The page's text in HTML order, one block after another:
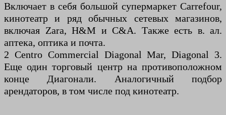
Включает в себя большой супермаркет Carrefour,
кинотеатр и ряд обычных сетевых магазинов,
включая Zara, H&M и C&A. Также есть в. ал.
аптека, оптика и почта.
2 Centro Commercial Diagonal Mar, Diagonal 3.
Еще один торговый центр на противоположном
конце Диагонали. Аналогичный подбор
арендаторов, в том числе под кинотеатр.